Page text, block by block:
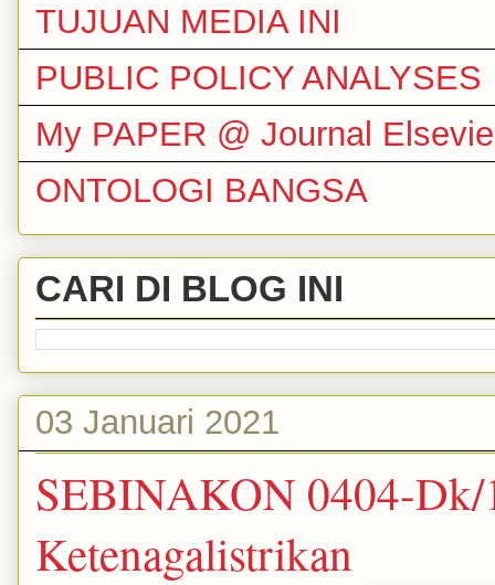
TUJUAN MEDIA INI
PUBLIC POLICY ANALYSES
My PAPER @ Journal
ONTOLOGI BANGSA
CARI DI BLOG INI
03 Januari 2021
SEBINAKON 0404-Dk/
Ketenagalistrikan